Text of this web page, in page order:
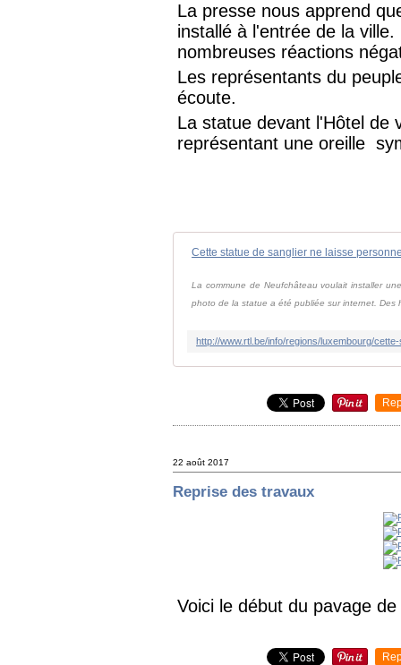
La presse nous apprend
installé à l'entrée de la
nombreuses réactions
Les représentants du
écoute.
La statue devant l'Hôtel de
représentant une oreille
La commune de Neufchâteau voulait installer
photo de la statue a été publiée sur internet. Des
22 août 2017
Reprise des travaux
Voici le début du pavage